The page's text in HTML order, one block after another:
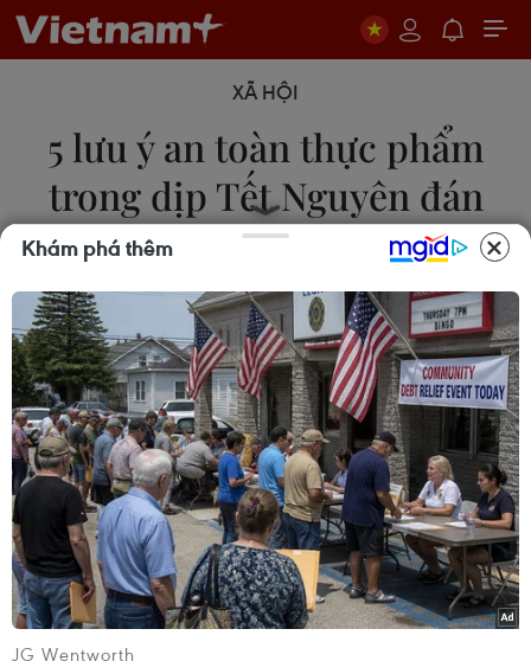
XÃ HỘI
5 lưu ý an toàn thực phẩm
trong dịp Tết Nguyên đán
Trong dịp Tết, việc đảm bảo vệ sinh an toàn thực
phẩm là một trong những điều hết sức quan trọng.
Chỉ cần thực hiện một vài lưu ý giúp chúng ta đón
Tết vui vẻ và khỏe mạnh bên người thân và gia
đình.
Khám phá thêm
JG Wentworth